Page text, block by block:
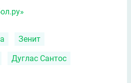
Зенит
Дуглас Сантос